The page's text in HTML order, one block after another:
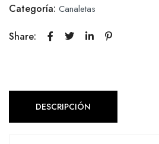
Categoría: Canaletas
Share:
DESCRIPCIÓN